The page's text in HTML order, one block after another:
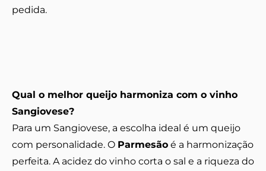
pedida.
Qual o melhor queijo harmoniza com o vinho
Sangiovese?
Para um Sangiovese, a escolha ideal é um queijo
com personalidade. O Parmesão é a harmonização
perfeita. A acidez do vinho corta o sal e a riqueza do